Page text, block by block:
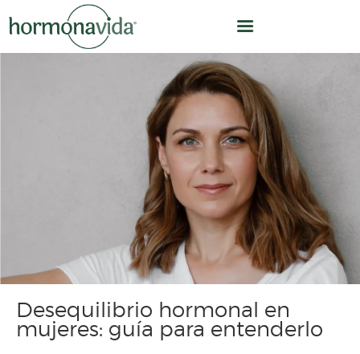
NUESTRO MODELO
¿CÓMO TRABAJAMOS?
OPTIMIZACIÓN
HORMONAL
EQUIPO
CLÍNICA
NOSOTROS
Desequilibrio hormonal en
mujeres: guía para entenderlo